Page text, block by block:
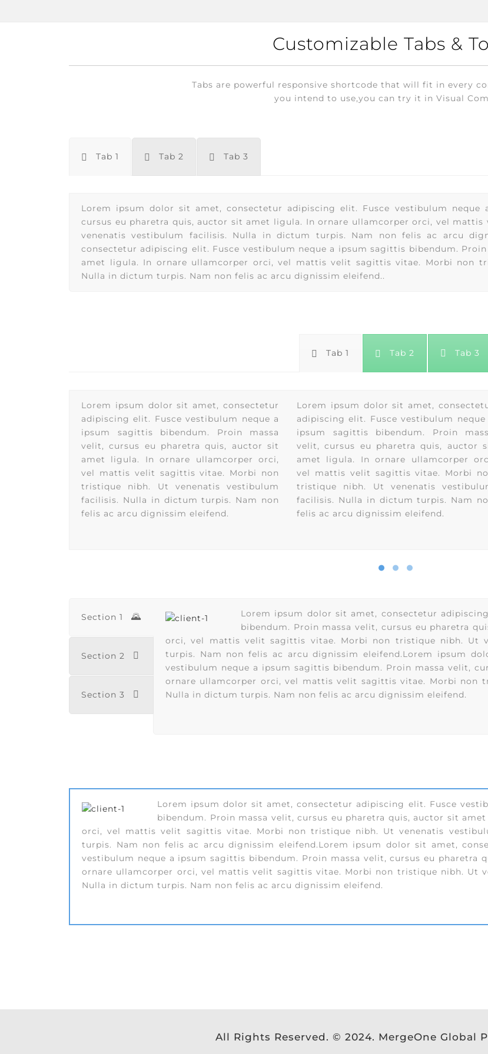
Customizable Tabs &
Tabs are powerful responsive shortcode that will fit in every
you intend to use,you can try it in Visual
Tab 1 Tab 2 Tab 3
Lorem ipsum dolor sit amet, consectetur adipiscing elit. Fusce vestibulum neque
cursus eu pharetra quis, auctor sit amet ligula. In ornare ullamcorper orci, vel
venenatis vestibulum facilisis. Nulla in dictum turpis. Nam non felis ac arcu
consectetur adipiscing elit. Fusce vestibulum neque a ipsum sagittis bibendum.
amet ligula. In ornare ullamcorper orci, vel mattis velit sagittis vitae. Morbi non
Nulla in dictum turpis. Nam non felis ac arcu dignissim eleifend..
Tab 1 Tab 2 Tab 3
Lorem ipsum dolor sit amet, consectetur
adipiscing elit. Fusce vestibulum neque a
ipsum sagittis bibendum. Proin massa
velit, cursus eu pharetra quis, auctor sit
amet ligula. In ornare ullamcorper orci,
vel mattis velit sagittis vitae. Morbi non
tristique nibh. Ut venenatis vestibulum
facilisis. Nulla in dictum turpis. Nam non
felis ac arcu dignissim eleifend.
Lorem ipsum dolor sit amet,
adipiscing elit. Fusce vestibulum neque
ipsum sagittis bibendum. Proin
velit, cursus eu pharetra quis, auctor
amet ligula. In ornare ullamcorper
vel mattis velit sagittis vitae. Morbi
tristique nibh. Ut venenatis
facilisis. Nulla in dictum turpis. Nam
felis ac arcu dignissim eleifend.
Section 1
Section 2
Section 3
Lorem ipsum dolor sit amet, consectetur
bibendum. Proin massa velit, cursus eu pharetra
orci, vel mattis velit sagittis vitae. Morbi non tristique nibh. Ut
turpis. Nam non felis ac arcu dignissim eleifend.Lorem ipsum
vestibulum neque a ipsum sagittis bibendum. Proin massa velit,
ornare ullamcorper orci, vel mattis velit sagittis vitae. Morbi non
Nulla in dictum turpis. Nam non felis ac arcu dignissim eleifend.
Lorem ipsum dolor sit amet, consectetur adipiscing elit. Fusce
bibendum. Proin massa velit, cursus eu pharetra quis, auctor sit
orci, vel mattis velit sagittis vitae. Morbi non tristique nibh. Ut venenatis
turpis. Nam non felis ac arcu dignissim eleifend.Lorem ipsum dolor sit amet,
vestibulum neque a ipsum sagittis bibendum. Proin massa velit, cursus eu pharetra
ornare ullamcorper orci, vel mattis velit sagittis vitae. Morbi non tristique nibh. Ut
Nulla in dictum turpis. Nam non felis ac arcu dignissim eleifend.
All Rights Reserved. © 2024. MergeOne Global